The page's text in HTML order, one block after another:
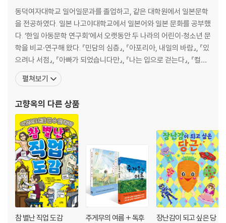
동덕여자대학교 일어일문과를 졸업하고, 같은 대학원에서 일본문학
을 전공하였다. 일본 나고야대학교에서 일본어와 일본 문화를 공부했
다. ‘한일 아동문학 연구회’에서 오랫동안 두 나라의 어린이·청소년 문
학을 비교·연구해 왔다. 『민담의 심층』, 『아포리아, 내일의 바람』, 『있
으려나 서점』, 『아빠가 되었습니다만』, 『나는 입으로 걷는다』, 『컬러
풀』, 『일러스트 창가의 토토』, 『핀란드 교육 현장 보고서』, 『카페 레인
보우』, 『진짜 가족』 들을 비롯해 많은 어린이책과 청소년문학, 문학책
년도서협의회(IBBY) 아너리스
펼쳐보기
고향옥의 다른 상품
참 별난 직업 도감
주게무의 여름 + 독후
장난감이 되고 싶은 당